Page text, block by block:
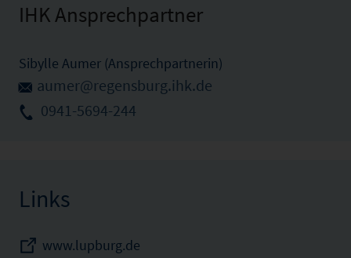
IHK Ansprechpartner
Sibylle Aumer (Ansprechpartnerin)
aumer@regensburg.ihk.de
0941-5694-244
Links
www.lupburg.de